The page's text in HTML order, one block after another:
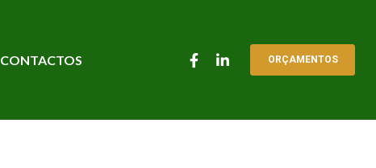
ORÇAMENTOS
CONTACTOS